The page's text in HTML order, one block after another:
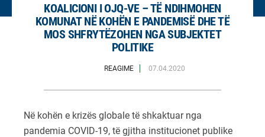
KOALICIONI I OJQ-VE – TË NDIHMOHEN
KOMUNAT NË KOHËN E PANDEMISË DHE TË
MOS SHFRYTËZOHEN NGA SUBJEKTET
POLITIKE
REAGIME 07.04.2020
Në kohën e krizës globale të shkaktuar nga
pandemia COVID-19, të gjitha institucionet publike